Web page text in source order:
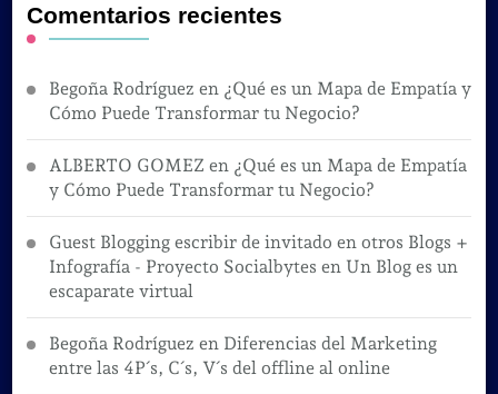
Comentarios recientes
Begoña Rodríguez en ¿Qué es un Mapa de Empatía y
Cómo Puede Transformar tu Negocio?
ALBERTO GOMEZ en ¿Qué es un Mapa de Empatía
y Cómo Puede Transformar tu Negocio?
Guest Blogging escribir de invitado en otros Blogs +
Infografía - Proyecto Socialbytes en Un Blog es un
escaparate virtual
Begoña Rodríguez en Diferencias del Marketing
entre las 4P´s, C´s, V´s del offline al online